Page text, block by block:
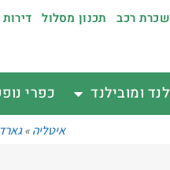
רכב תכנון מסלול
ומובילנד כפרי
איטליה »